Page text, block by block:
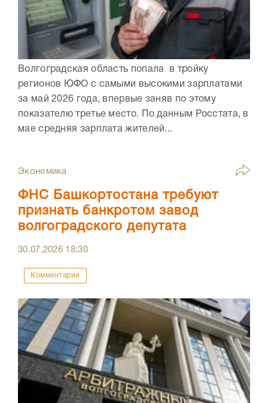
Волгоградская область попала в тройку
регионов ЮФО с самыми высокими зарплатами
за май 2026 года, впервые заняв по этому
показателю третье место. По данным Росстата, в
мае средняя зарплата жителей...
Экономика
ФНС Башкортостана требуют
признать банкротом завод
волгоградского депутата
30.07.2026 18:30
Комментарии